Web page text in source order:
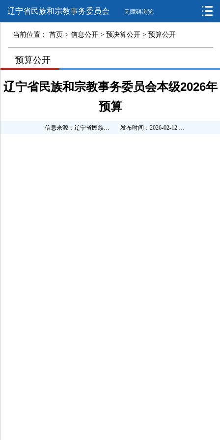
辽宁省民族和宗教事务委员会 无障碍浏览
当前位置： 首页 > 信息公开 > 预决算公开 > 预算公开
>>>
预算公开
辽宁省民族和宗教事务委员会本级2026年
预算
信息来源：辽宁省民族和宗教事务委员会 发布时间：2026-02-12 11:22:03